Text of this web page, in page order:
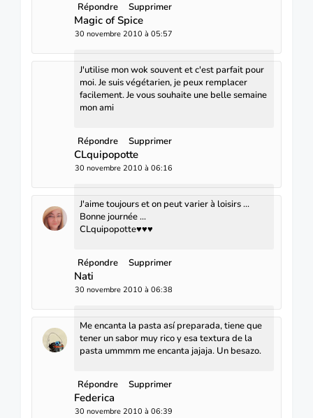
Répondre Supprimer
Magic of Spice
30 novembre 2010 à 05:57
J'utilise mon wok souvent et c'est parfait pour
moi. Je suis végétarien, je peux remplacer
facilement. Je vous souhaite une belle semaine
mon ami
Répondre Supprimer
CLquipopotte
30 novembre 2010 à 06:16
J'aime toujours et on peut varier à loisirs ...
Bonne journée ...
CLquipopotte♥♥♥
Répondre Supprimer
Nati
30 novembre 2010 à 06:38
Me encanta la pasta así preparada, tiene que
tener un sabor muy rico y esa textura de la
pasta ummmm me encanta jajaja. Un besazo.
Répondre Supprimer
Federica
30 novembre 2010 à 06:39